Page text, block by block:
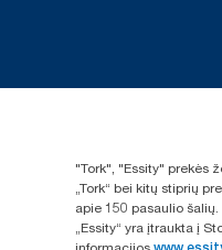
"Tork", "Essity" prekės
„Tork“ bei kitų stiprių
apie 150 pasaulio
„Essity“ yra įtraukta į